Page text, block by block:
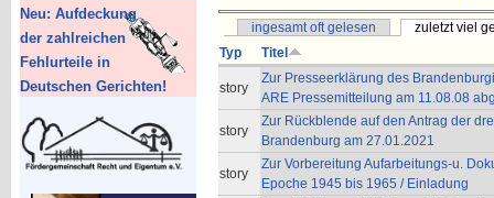
Neu: Aufdeckung
der zahlreichen
Fehlurteile in
Deutschen Gerichten!
ingesamt oft gelesen
zuletzt viel
Typ
Titel
story
Zur Presseerklärung des
ARE Pressemitteilung am 11.08.08
story
Zur Rückblende auf den Antrag der
Brandenburg am 27.01.2021
story
Zur Vorbereitung Aufarbeitungs-u.
Epoche 1945 bis 1965 / Einladung